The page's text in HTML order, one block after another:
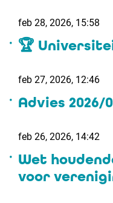
feb 28, 2026, 15:58
🏆
feb 27, 2026, 12:46
Advies 2026/
feb 26, 2026, 14:42
Wet
voor